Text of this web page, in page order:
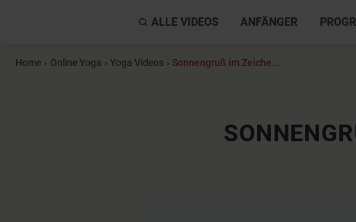
ALLE VIDEOS ANFÄNGER
Home › Online Yoga › Yoga Videos › Sonnengruß im Zeiche...